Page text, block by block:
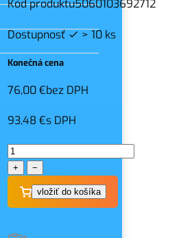
Kód produktu5060103692712
Dostupnosť > 10 ks
Konečná cena
76,00 €bez DPH
93,48 €s DPH
+ −